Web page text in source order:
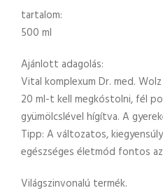
tartalom:
500 ml
Ajánlott adagolás:
Vital komplexum Dr. med.
20 ml-t kell megkóstolni, fél
gyümölcslével hígítva. A
Tipp: A változatos,
egészséges életmód fontos
Világszinvonalú termék.